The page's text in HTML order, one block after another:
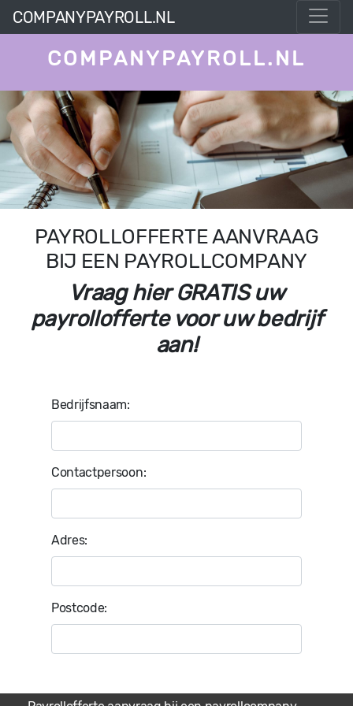
COMPANYPAYROLL.NL
COMPANYPAYROLL.NL
PAYROLLOFFERTE AANVRAAG
BIJ EEN PAYROLLCOMPANY
Vraag hier GRATIS uw
payrollofferte voor uw bedrijf
aan!